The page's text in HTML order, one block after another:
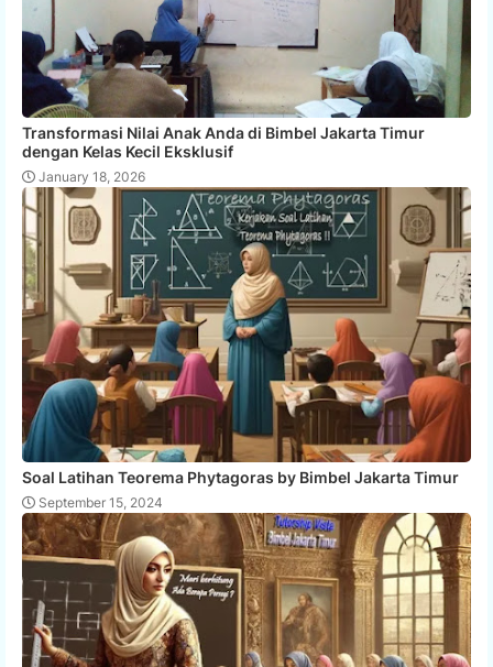
Transformasi Nilai Anak Anda di Bimbel Jakarta Timur
dengan Kelas Kecil Eksklusif
January 18, 2026
Soal Latihan Teorema Phytagoras by Bimbel Jakarta Timur
September 15, 2024